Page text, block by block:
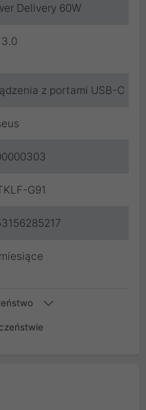
Delivery 60W
3.0
z portami USB-C
G91